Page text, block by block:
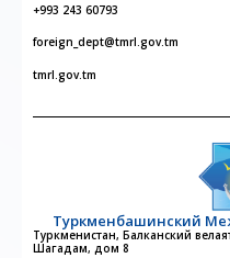
+993 243 60793
foreign_dept@tmrl.gov.tm
tmrl.gov.tm
Туркменбашинский
Туркменистан, Балканский
Шагадам, дом 8